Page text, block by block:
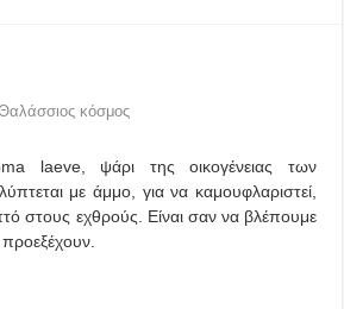
κόσμος
laeve, ψάρι της οικογένειας των
με άμμο, για να καμουφλαριστεί,
στους εχθρούς. Είναι σαν να βλέπουμε